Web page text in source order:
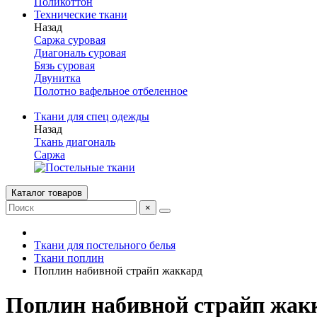
Технические ткани
Назад
Саржа суровая
Диагональ суровая
Бязь суровая
Двунитка
Полотно вафельное отбеленное
Ткани для спец одежды
Назад
Ткань диагональ
Саржа
Каталог товаров
×
Ткани для постельного белья
Ткани поплин
Поплин набивной страйп жаккард
Поплин набивной страйп